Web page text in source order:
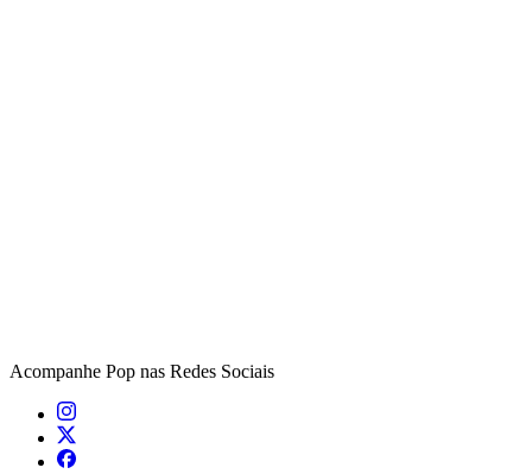
Acompanhe Pop nas Redes Sociais